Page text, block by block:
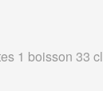
1 boisson 33 cl